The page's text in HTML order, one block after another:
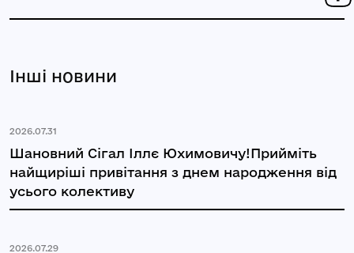
Інші новини
2026.07.31
Шановний Сігал Іллє Юхимовичу!Прийміть
найщиріші привітання з днем народження від
усього колективу
2026.07.29